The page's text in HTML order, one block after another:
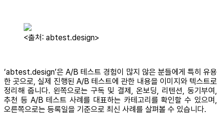
<출처: abtest.design>
‘abtest.design’은 A/B 테스트 경험이 많지 않은 분들에게 특히 유용
한 곳으로, 실제 진행된 A/B 테스트에 관한 내용을 이미지와 텍스트로
정리해 줍니다. 왼쪽으로는 구독 및 결제, 온보딩, 리텐션, 동기부여,
추천 등 A/B 테스트 사례를 대표하는 카테고리를 확인할 수 있으며,
오른쪽으로는 등록일을 기준으로 최신 사례를 살펴볼 수 있습니다.